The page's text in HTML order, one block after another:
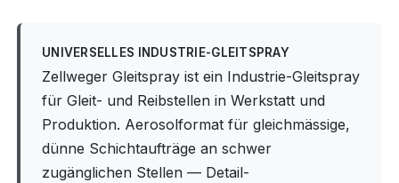
UNIVERSELLES INDUSTRIE-GLEITSPRAY
Zellweger Gleitspray ist ein Industrie-Gleitspray
für Gleit- und Reibstellen in Werkstatt und
Produktion. Aerosolformat für gleichmässige,
dünne Schichtaufträge an schwer
zugänglichen Stellen — Detail-